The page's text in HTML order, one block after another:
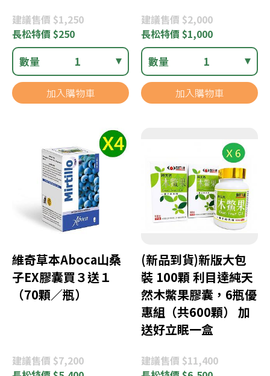
建議售價 $1,250
長松特價 $250
數量 1
加入購物車
建議售價 $2,000
長松特價 $1,000
數量 1
加入購物車
維奇草本Aboca山桑
子EX膠囊買３送１
（70顆／瓶）
建議售價 $7,200
(新品到貨)新版大包
裝 100顆 利目達純天
然木鱉果膠囊，6瓶優
惠組（共600顆） 加
送好立眠一盒
建議售價 $11,400